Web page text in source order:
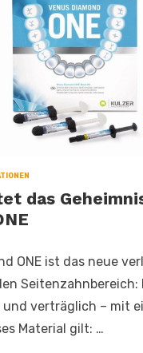
das
ONE ist das neue
Seitenzahnbereich:
verträglich – mit
Material gilt: …